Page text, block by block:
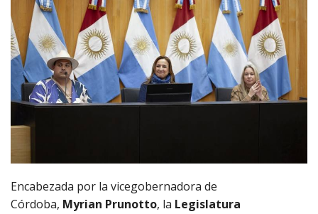
Encabezada por la vicegobernadora de
Córdoba, Myrian Prunotto, la Legislatura